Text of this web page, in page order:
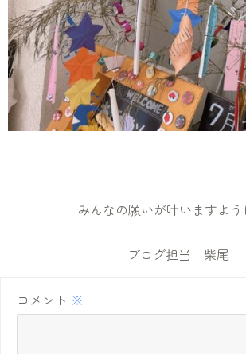
みんなの願いが叶いますよ
ブログ担当 柴尾
コメント ※